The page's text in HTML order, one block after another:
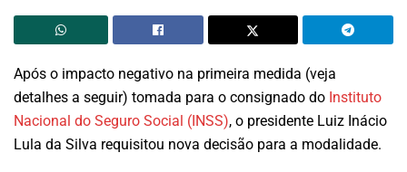
Após o impacto negativo na primeira medida (veja
detalhes a seguir) tomada para o consignado do Instituto
Nacional do Seguro Social (INSS), o presidente Luiz Inácio
Lula da Silva requisitou nova decisão para a modalidade.